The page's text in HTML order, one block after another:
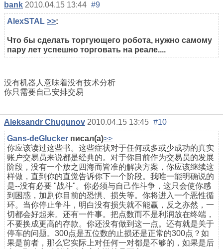
bank 2010.04.15 13:44 #9
AlexSTAL >>:
Что бы сделать торгующего робота, нужно самому
пару лет успешно торговать на реале....
没有机器人意味着没有技术分析
你只需要自己安排交易
Aleksandr Chugunov 2010.04.15 13:45 #10
Gans-deGlucker писал(а)>>
你应该读过这些书。这些症状对于任何或多或少成功的真实
账户交易员来说都是经典的。对于你目前作为交易员的发展
阶段，没有一个放之四海而皆准的解决方案，你应该继续这
样做，直到你的直觉告诉你下一个阶段。我唯一能明确说的
是--没有必要 "战斗"。你必须与自己作斗争，这只会使你感
到困惑，加剧你目前的恐惧、损失等。你将进入一个恶性循
环。当你停止争斗，明白没有损失就不能赢，反之亦然，一
切都会好起来。还有一件事。把点数而不是利润放在终端，
不要换成更高的存款。你还没有做到这一点。还有就是关于
停车的问题。300点是五位数的止损还是正常的300点？如
果是前者，那么它实际上对任何一对都是不够的，如果是后